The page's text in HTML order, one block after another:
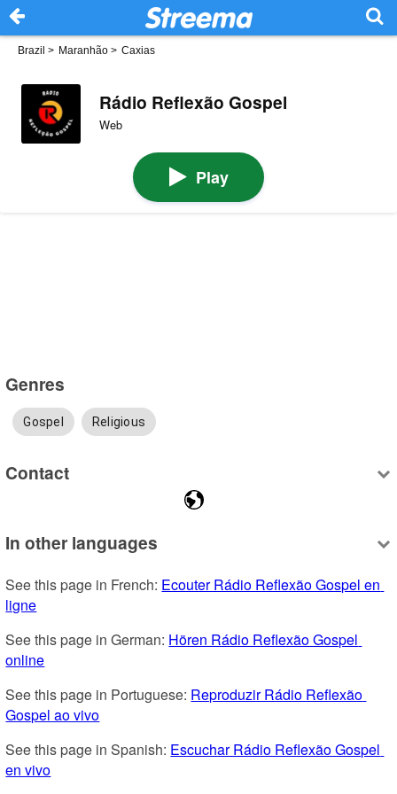
Brazil > Maranhão > Caxias
Rádio Reflexão Gospel
Web
Play
Genres
Gospel Religious
Contact
In other languages
See this page in French: Ecouter Rádio Reflexão Gospel en
ligne
See this page in German: Hören Rádio Reflexão Gospel
online
See this page in Portuguese: Reproduzir Rádio Reflexão
Gospel ao vivo
See this page in Spanish: Escuchar Rádio Reflexão Gospel
en vivo